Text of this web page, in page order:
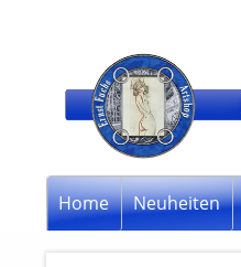
Home Neuheiten